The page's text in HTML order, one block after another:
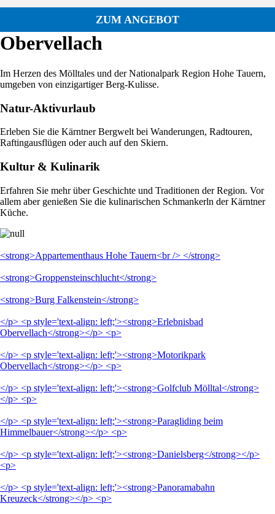
ZUM ANGEBOT
Obervellach
Im Herzen des Mölltales und der Nationalpark Region Hohe Tauern,
umgeben von einzigartiger Berg-Kulisse.
Natur-Aktivurlaub
Erleben Sie die Kärntner Bergwelt bei Wanderungen, Radtouren,
Raftingausflügen oder auch auf den Skiern.
Kultur & Kulinarik
Erfahren Sie mehr über Geschichte und Traditionen der Region. Vor
allem aber genießen Sie die kulinarischen Schmankerln der Kärntner
Küche.
<strong>Appartementhaus Hohe Tauern<br /> </strong>
<strong>Groppensteinschlucht</strong>
<strong>Burg Falkenstein</strong>
</p> <p style='text-align: left;'><strong>Erlebnisbad
Obervellach</strong></p> <p>
</p> <p style='text-align: left;'><strong>Motorikpark
Obervellach</strong></p> <p>
</p> <p style='text-align: left;'><strong>Golfclub Mölltal</strong>
</p> <p>
</p> <p style='text-align: left;'><strong>Paragliding beim
Himmelbauer</strong></p> <p>
</p> <p style='text-align: left;'><strong>Danielsberg</strong></p>
<p>
</p> <p style='text-align: left;'><strong>Panoramabahn
Kreuzeck</strong></p> <p>